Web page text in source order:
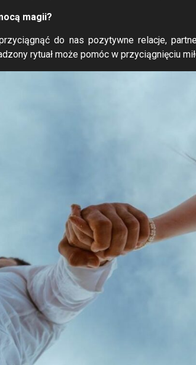
magii?
do nas pozytywne relacje,
rytuał może pomóc w przyciągnięciu